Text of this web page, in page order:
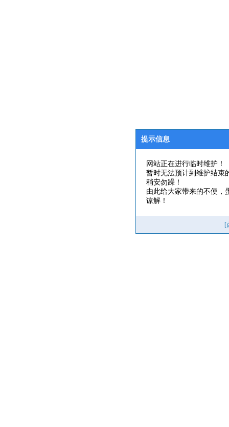
提示信息
网站正在进行临时维护！
暂时无法预计到维护结束
稍安勿躁！
由此给大家带来的不便，
谅解！
[